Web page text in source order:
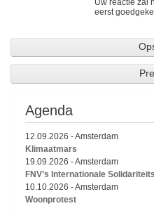
eerst
Agenda
12.09.2026 -Amsterdam
Klimaatmars
19.09.2026 -Amsterdam
FNV’s Internationale
10.10.2026 -Amsterdam
Woonprotest